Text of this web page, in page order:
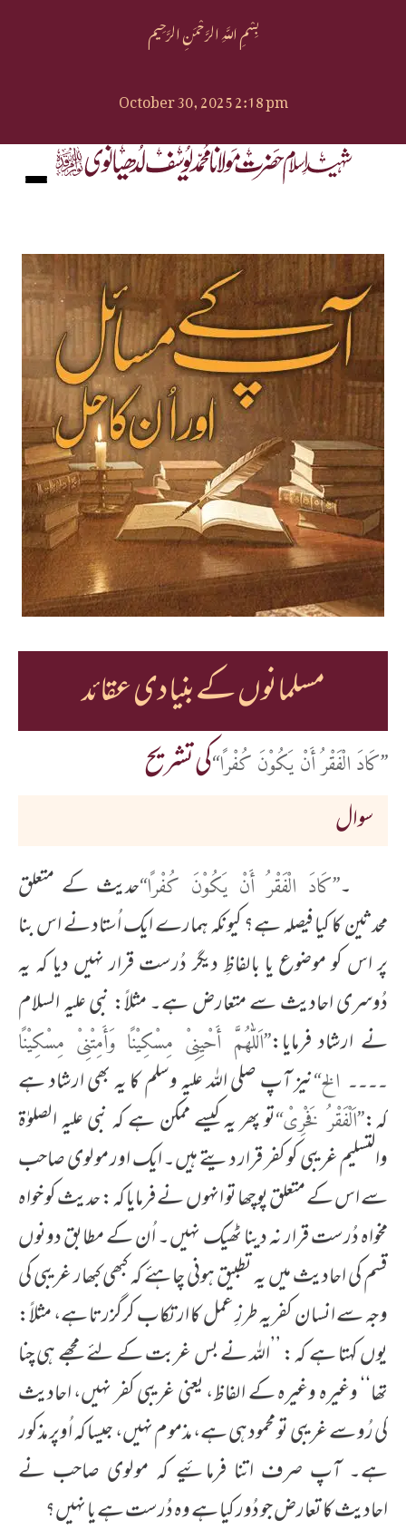
بِسْمِ اللَّهِ الرَّحْمَنِ الرَّحِيم
October 30, 2025 2:18 pm
مسلمانوں کے بنیادی عقائد
’’کَادَ الْفَقْرُ أَنْ یَکُوْنَ کُفْرًا‘‘کی تشریح
سوال
۔’’کَادَ الْفَقْرُ أَنْ یَکُوْنَ کُفْرًا‘‘حدیث کے متعلق
محدثین کا کیا فیصلہ ہے؟ کیونکہ ہمارے ایک اُستاد نے اس بنا
پر اس کو موضوع یا بالفاظِ دیگر دُرست قرار نہیں دیا کہ یہ
دُوسری احادیث سے متعارض ہے۔ مثلاً: نبی علیہ السلام
نے ارشاد فرمایا:’’اَللّٰھُمَّ أَحْیِنِیْ مِسْکِیْنًا وَأَمِتْنِیْ مِسْکِیْنًا
۔۔۔۔ الخ‘‘نیز آپ صلی اللہ علیہ وسلم کا یہ بھی ارشاد ہے
کہ:’’اَلْفَقْرُ فَخْرِیْ‘‘تو پھر یہ کیسے ممکن ہے کہ نبی علیہ الصلوٰۃ
والتسلیم غریبی کو کفر قرار دیتے ہیں۔ ایک اور مولوی صاحب
سے اس کے متعلق پوچھا تو انہوں نے فرمایا کہ: حدیث کو خواہ
مخواہ دُرست قرار نہ دینا ٹھیک نہیں۔ اُن کے مطابق دونوں
قسم کی احادیث میں یہ تطبیق ہونی چاہئے کہ کبھی کبھار غریبی کی
وجہ سے انسان کفریہ طرزِ عمل کا ارتکاب کرگزرتا ہے، مثلاً:
یوں کہتا ہے کہ: ’’اللہ نے بس غربت کے لئے مجھے ہی چنا
تھا‘‘ وغیرہ وغیرہ کے الفاظ، یعنی غریبی کفر نہیں، احادیث
کی رُو سے غریبی تو محمود ہی ہے، مذموم نہیں، جیسا کہ اُوپر مذکور
ہے۔ آپ صرف اتنا فرمائیے کہ مولوی صاحب نے
احادیث کا تعارض جو دُور کیا ہے وہ دُرست ہے یا نہیں؟